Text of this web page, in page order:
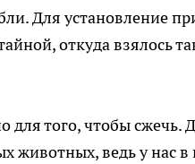
Для установление
откуда взялось
для того, чтобы сжечь.
животных, ведь у нас